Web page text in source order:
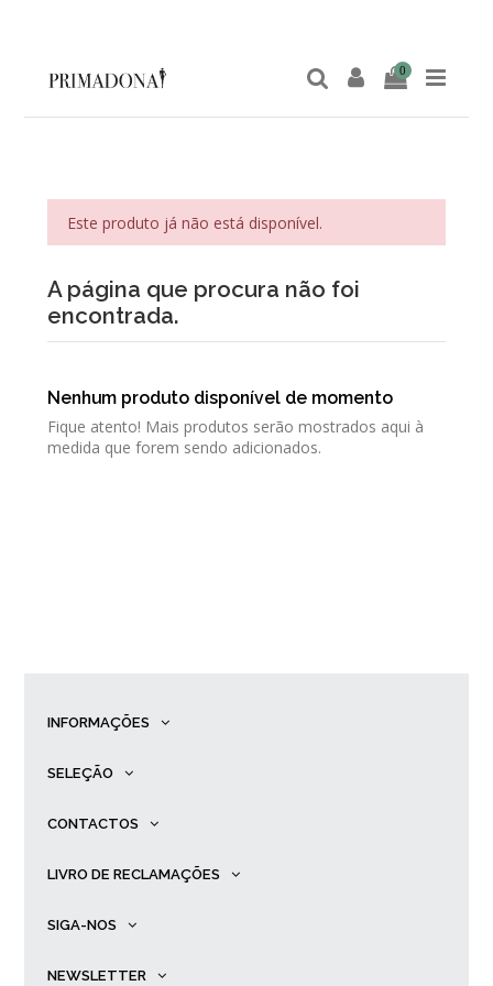
0
Este produto já não está disponível.
A página que procura não foi
encontrada.
Nenhum produto disponível de momento
Fique atento! Mais produtos serão mostrados aqui à
medida que forem sendo adicionados.
INFORMAÇÕES
SELEÇÃO
CONTACTOS
LIVRO DE RECLAMAÇÕES
SIGA-NOS
NEWSLETTER